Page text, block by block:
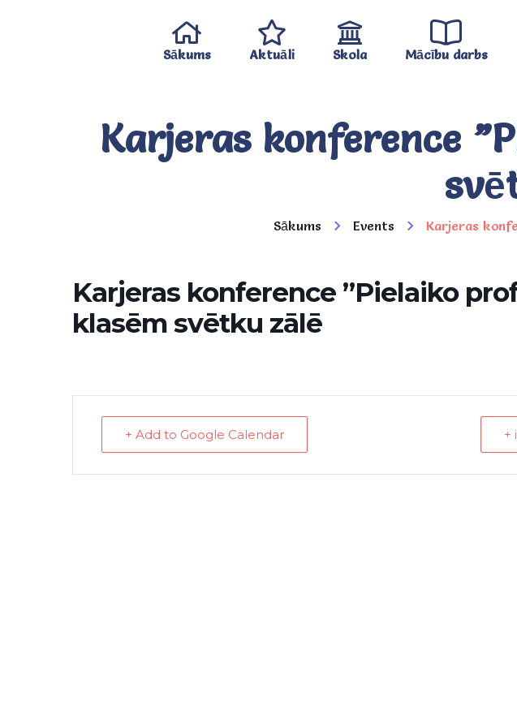
Sākums Aktuāli Skola Mācību darbs
Karjeras konference
Sākums Events Karjeras
Karjeras konference ”Pielaiko
klasēm svētku zālē
+ Add to Google Calendar +